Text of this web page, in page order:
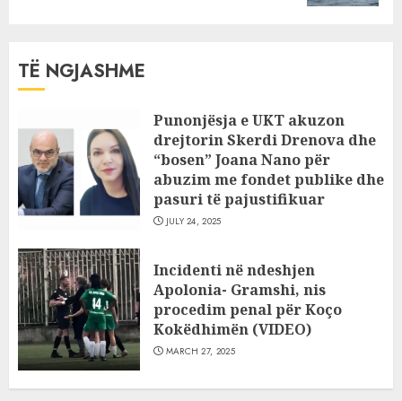
TË NGJASHME
Punonjësja e UKT akuzon
drejtorin Skerdi Drenova dhe
“bosen” Joana Nano për
abuzim me fondet publike dhe
pasuri të pajustifikuar
JULY 24, 2025
Incidenti në ndeshjen
Apolonia- Gramshi, nis
procedim penal për Koço
Kokëdhimën (VIDEO)
MARCH 27, 2025